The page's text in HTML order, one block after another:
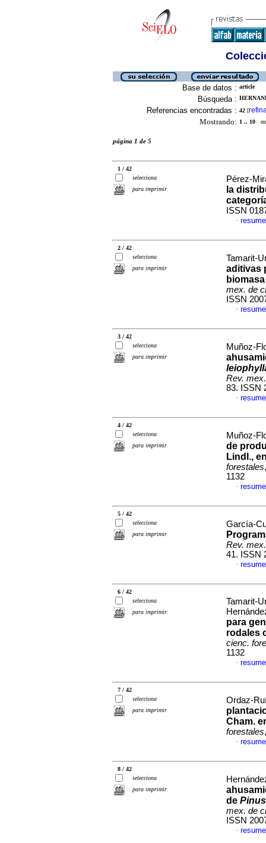
Base de datos : article
Búsqueda :
Referencias encontradas : 42 [
Mostrando: 1 .. 10 en
página 1 de 5
1 / 42
selecciona
para imprimir
Pérez-
la
ISSN
·
2 / 42
selecciona
para imprimir
Tamarit-
aditivas
mex. de
ISSN
·
3 / 42
selecciona
para imprimir
Muñoz-
Rev.
83. ISSN
·
4 / 42
selecciona
para imprimir
Muñoz-
de
Lindl.,
forestales
1132
·
5 / 42
selecciona
para imprimir
García-
Rev.
41. ISSN
·
6 / 42
selecciona
para imprimir
Tamarit-
para
rodales
cienc.
1132
·
7 / 42
selecciona
para imprimir
Ordaz-
Cham.
forestales
·
8 / 42
selecciona
para imprimir
de
mex. de
ISSN
·